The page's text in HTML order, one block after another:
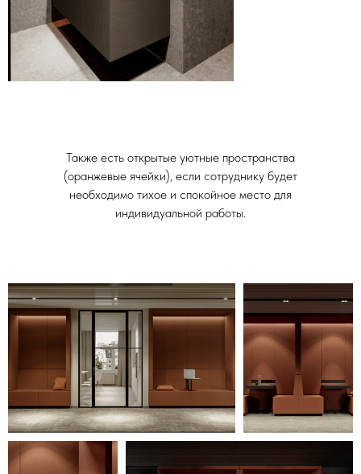
Также есть открытые уютные пространства
(оранжевые ячейки), если сотруднику будет
необходимо тихое и спокойное место для
индивидуальной работы.